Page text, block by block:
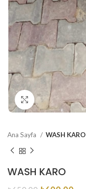
Click to enlarge
Ana Sayfa WASH KARO
WASH KARO